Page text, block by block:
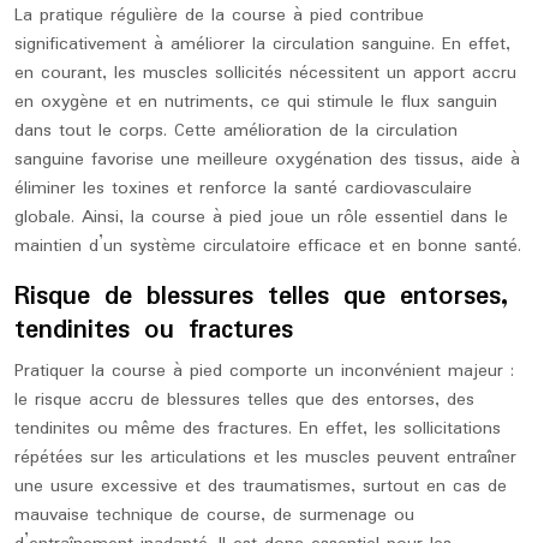
La pratique régulière de la course à pied contribue
significativement à améliorer la circulation sanguine. En effet,
en courant, les muscles sollicités nécessitent un apport accru
en oxygène et en nutriments, ce qui stimule le flux sanguin
dans tout le corps. Cette amélioration de la circulation
sanguine favorise une meilleure oxygénation des tissus, aide à
éliminer les toxines et renforce la santé cardiovasculaire
globale. Ainsi, la course à pied joue un rôle essentiel dans le
maintien d’un système circulatoire efficace et en bonne santé.
Risque de blessures telles que entorses,
tendinites ou fractures
Pratiquer la course à pied comporte un inconvénient majeur :
le risque accru de blessures telles que des entorses, des
tendinites ou même des fractures. En effet, les sollicitations
répétées sur les articulations et les muscles peuvent entraîner
une usure excessive et des traumatismes, surtout en cas de
mauvaise technique de course, de surmenage ou